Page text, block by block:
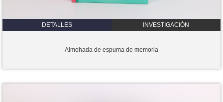
DETALLES INVESTIGACIÓN
Almohada de espuma de memoria